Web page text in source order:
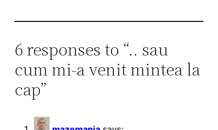
6 responses to “.. sau
cum mi-a venit mintea la
cap”